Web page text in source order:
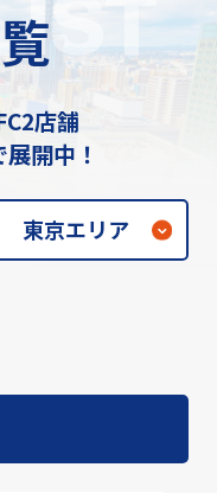
店舗
展開中！
東京エリア